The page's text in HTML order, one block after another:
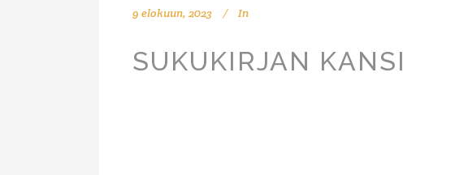
9 elokuun, 2023 In
SUKUKIRJAN KANSI